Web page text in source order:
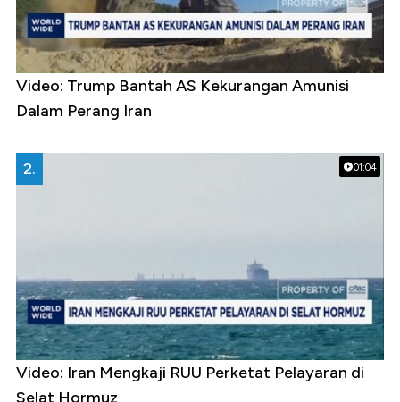
Video: Trump Bantah AS Kekurangan Amunisi
Dalam Perang Iran
01:04
2.
Video: Iran Mengkaji RUU Perketat Pelayaran di
Selat Hormuz